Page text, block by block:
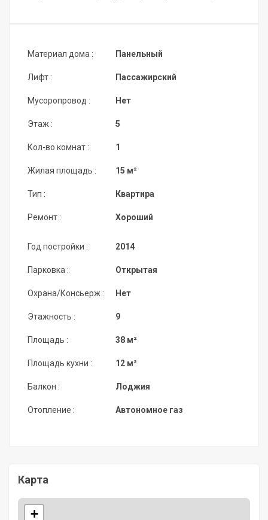
Материал дома :
Лифт :
Мусоропровод :
Этаж :
Кол-во комнат :
Жилая площадь :
Тип :
Ремонт :
Панельный
Пассажирский
Нет
5
1
15 м²
Квартира
Хороший
Год постройки :
Парковка :
Охрана/Консьерж :
Этажность :
Площадь :
Площадь кухни :
Балкон :
Отопление :
2014
Открытая
Нет
9
38 м²
12 м²
Лоджия
Автономное газ
Карта
+